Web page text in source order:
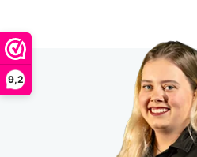
9,2